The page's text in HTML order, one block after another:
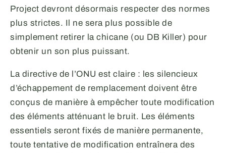
Project devront désormais respecter des normes
plus strictes. Il ne sera plus possible de
simplement retirer la chicane (ou DB Killer) pour
obtenir un son plus puissant.
La directive de l’ONU est claire : les silencieux
d’échappement de remplacement doivent être
conçus de manière à empêcher toute modification
des éléments atténuant le bruit. Les éléments
essentiels seront fixés de manière permanente,
toute tentative de modification entraînera des